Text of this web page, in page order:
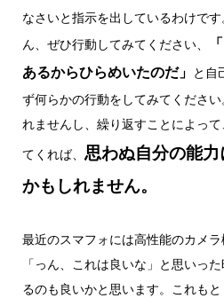
なさいと指示を出しているわけで
ん、ぜひ行動してみてください、
あるからひらめいたのだ」
と自
ず何らかの行動をしてみてくださ
れませんし、繰り返すことによっ
てくれば、 思わぬ自分の能
かもしれません。
最近のスマフォには高性能のカメ
「っん、これは良いな」と思いっ
るのも良いかと思います。これも